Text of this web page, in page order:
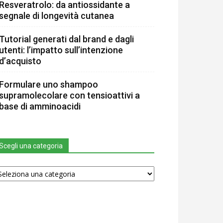
Resveratrolo: da antiossidante a
di longevità cutanea
Tutorial generati dal brand e dagli
utenti: l’impatto sull’intenzione
d’acquisto
Formulare uno shampoo
con tensioattivi a
base di amminoacidi
una categoria